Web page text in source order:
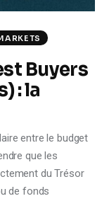
Buyers
: la
entre le budget
que les
du Trésor
de fonds